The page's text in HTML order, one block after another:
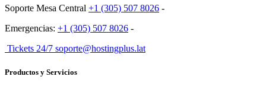
Soporte Mesa Central +1 (305) 507 8026 -
Emergencias: +1 (305) 507 8026 -
Tickets 24/7 soporte@hostingplus.lat
Productos y Servicios